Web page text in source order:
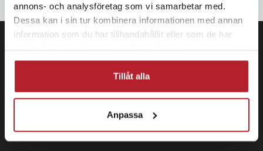
annons- och analysföretag som vi samarbetar med.
Dessa kan i sin tur kombinera informationen med annan
information som du har tillhandahållit eller som de har
Tillåt alla
Anpassa